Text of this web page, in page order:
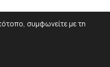
συμφωνείτε με τη